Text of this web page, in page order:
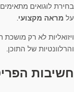
בחירת לוגואים
על מראה מקצועי.
ויזואליות לא רק
והרלוונטיות של התוכן.
חשיבות